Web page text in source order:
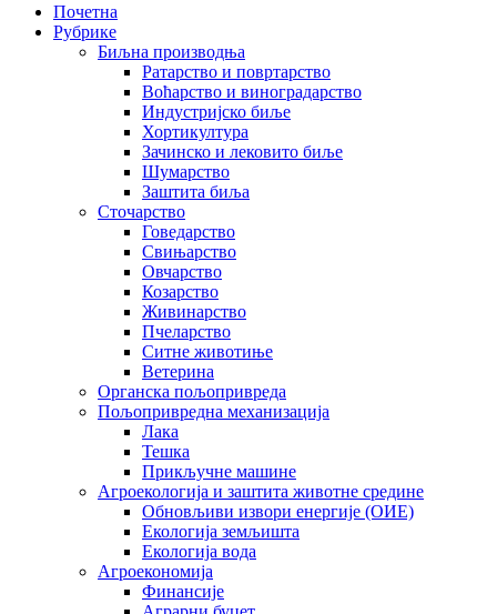
Почетна
Рубрике
Биљна производња
Ратарство и повртарство
Воћарство и виноградарство
Индустријско биље
Хортикултура
Зачинско и лековито биље
Шумарство
Заштита биља
Сточарство
Говедарство
Свињарство
Овчарство
Козарство
Живинарство
Пчеларство
Ситне животиње
Ветерина
Органска пољопривреда
Пољопривредна механизација
Лака
Тешка
Прикључне машине
Агроекологија и заштита животне средине
Обновљиви извори енергије (ОИЕ)
Екологија земљишта
Екологија вода
Агроекономија
Финансије